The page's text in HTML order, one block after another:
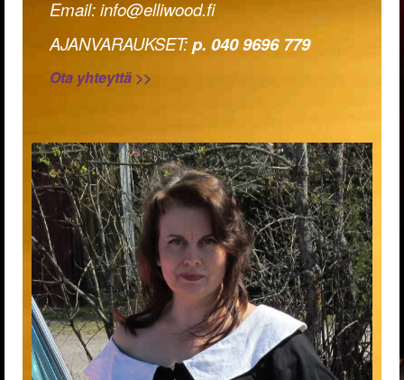
Email: info@elliwood.fi
AJANVARAUKSET:p. 040 9696 779
Ota yhteyttä >>